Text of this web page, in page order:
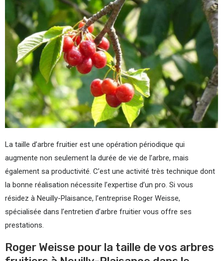
La taille d’arbre fruitier est une opération périodique qui
augmente non seulement la durée de vie de l’arbre, mais
également sa productivité. C’est une activité très technique dont
la bonne réalisation nécessite l’expertise d’un pro. Si vous
résidez à Neuilly-Plaisance, l’entreprise Roger Weisse,
spécialisée dans l’entretien d’arbre fruitier vous offre ses
prestations.
Roger Weisse pour la taille de vos arbres